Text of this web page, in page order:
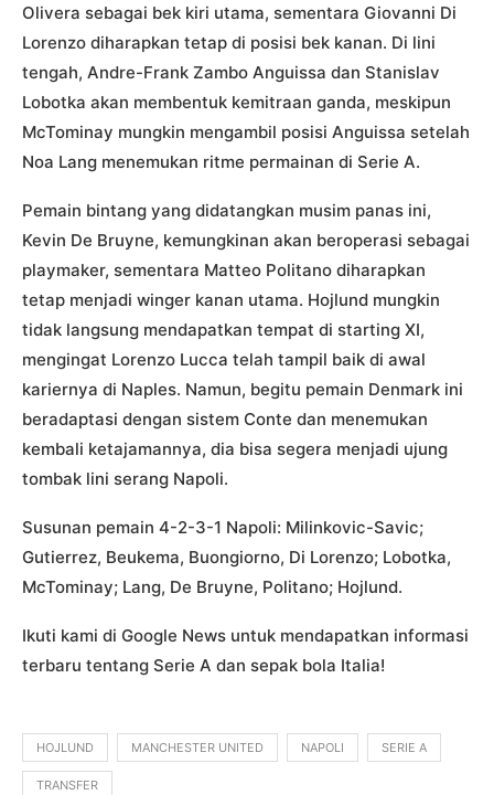
Olivera sebagai bek kiri utama, sementara Giovanni Di
Lorenzo diharapkan tetap di posisi bek kanan. Di lini
tengah, Andre-Frank Zambo Anguissa dan Stanislav
Lobotka akan membentuk kemitraan ganda, meskipun
McTominay mungkin mengambil posisi Anguissa setelah
Noa Lang menemukan ritme permainan di Serie A.
Pemain bintang yang didatangkan musim panas ini,
Kevin De Bruyne, kemungkinan akan beroperasi sebagai
playmaker, sementara Matteo Politano diharapkan
tetap menjadi winger kanan utama. Hojlund mungkin
tidak langsung mendapatkan tempat di starting XI,
mengingat Lorenzo Lucca telah tampil baik di awal
kariernya di Naples. Namun, begitu pemain Denmark ini
beradaptasi dengan sistem Conte dan menemukan
kembali ketajamannya, dia bisa segera menjadi ujung
tombak lini serang Napoli.
Susunan pemain 4-2-3-1 Napoli: Milinkovic-Savic;
Gutierrez, Beukema, Buongiorno, Di Lorenzo; Lobotka,
McTominay; Lang, De Bruyne, Politano; Hojlund.
Ikuti kami di Google News untuk mendapatkan informasi
terbaru tentang Serie A dan sepak bola Italia!
HOJLUND MANCHESTER UNITED NAPOLI SERIE A
TRANSFER